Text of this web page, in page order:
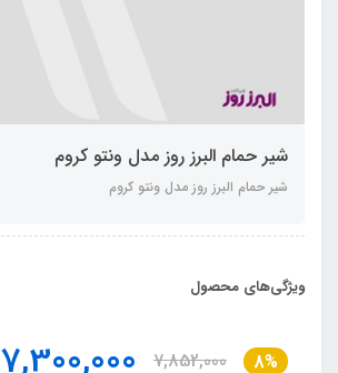
شیر حمام البرز روز مدل ونتو کروم
شیر حمام البرز روز مدل ونتو کروم
ویژگی‌های محصول
8%
7,852,000
7,300,000